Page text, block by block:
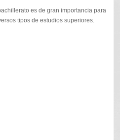
es de gran importancia para
tipos de estudios superiores.